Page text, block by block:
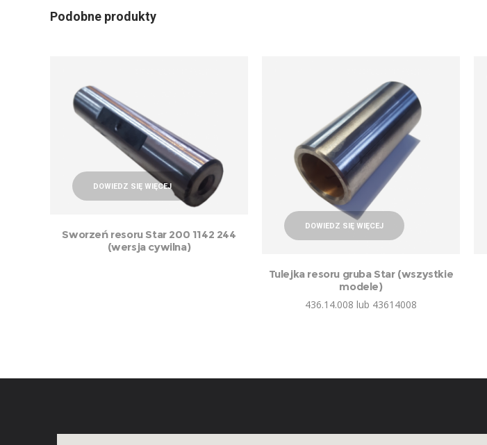
Podobne produkty
DOWIEDZ SIĘ WIĘCEJ
Sworzeń resoru Star 200 1142 244
(wersja cywilna)
DOWIEDZ SIĘ WIĘCEJ
Tulejka resoru gruba Star (wszystkie
modele)
436.14.008 lub 43614008